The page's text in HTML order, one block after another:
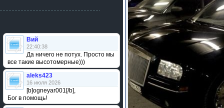
Вий
22:40:38
Да ничего не потух. Просто мы
все такие высотомерные)))
aleks423
16 июля 2026
[b]ogneyar001[/b],
Бог в помощь!